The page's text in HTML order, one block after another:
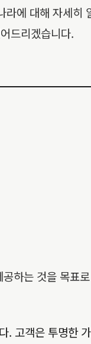
에 대해 자세
드리겠습니다.
하는 것을 목표
고객은 투명한